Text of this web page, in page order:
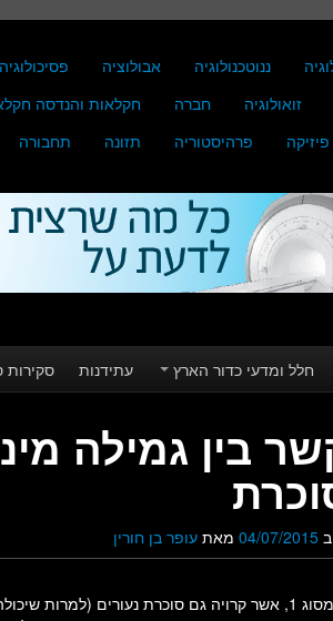
ננוטכנולוגיה אבולוציה פסיכולוגיה
זואולוגיה חברה חקלאות והנדסה
פיזיקה פרהיסטוריה תזונה תחבורה
חלל ומדעי כדור הארץ עתידנות סקירות
בין גמילה
04/07/2015 מאת עופר בן חורין
סוכרת מסוג 1, אשר קרויה גם סוכרת נעורים (למרות